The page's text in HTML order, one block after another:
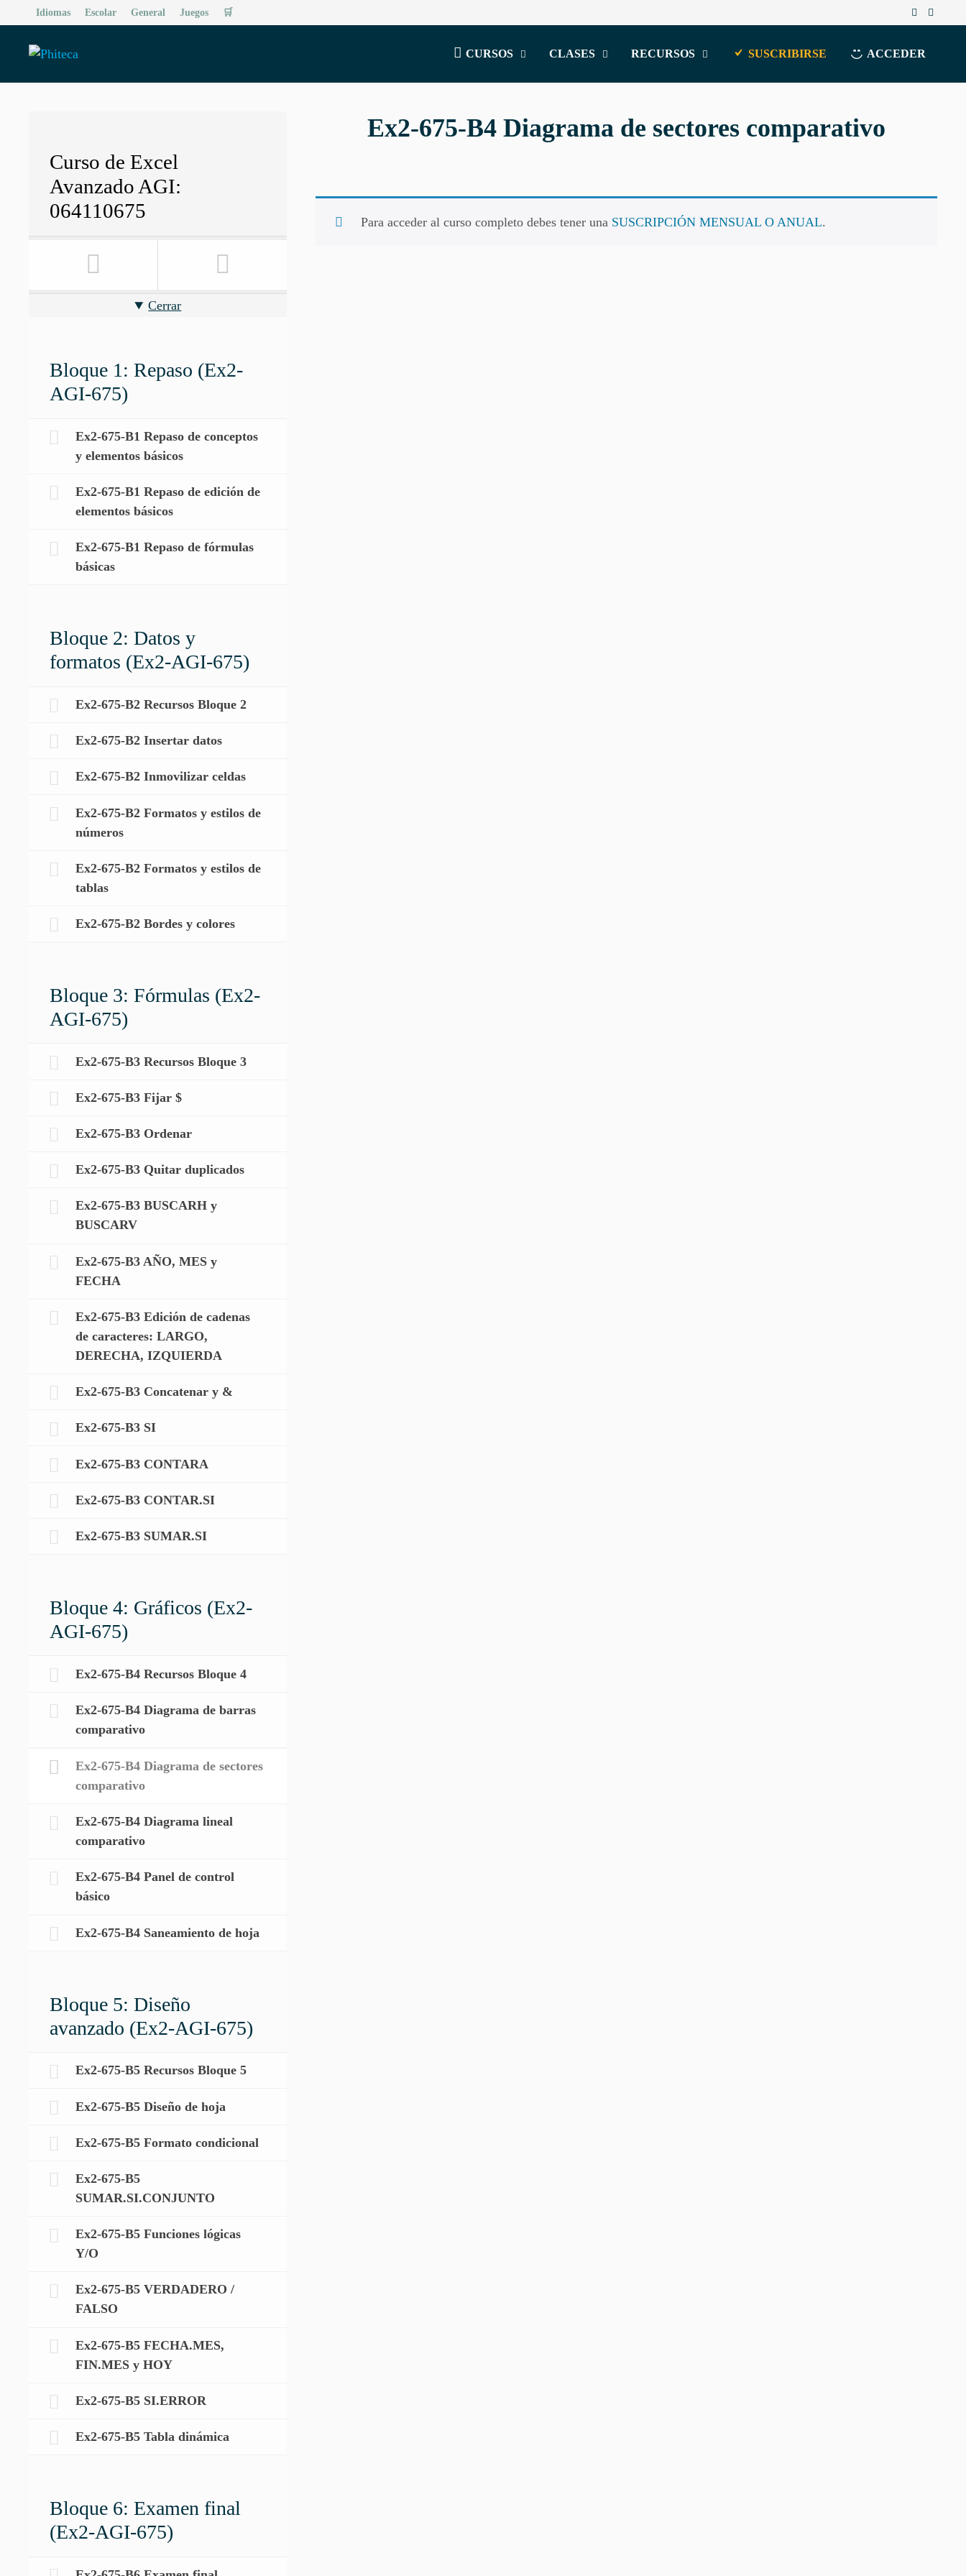
al
contenido
Idiomas Escolar General Juegos 🛒
CURSOS CLASES RECURSOS SUSCRIBIRSE ACCEDER
Ex2-675-B4 Diagrama de sectores comparativo
Para acceder al curso completo debes tener una SUSCRIPCIÓN MENSUAL O ANUAL.
Curso de Excel
Avanzado AGI:
064110675
Cerrar
Bloque 1: Repaso (Ex2-
AGI-675)
Ex2-675-B1 Repaso de conceptos
y elementos básicos
Ex2-675-B1 Repaso de edición de
elementos básicos
Ex2-675-B1 Repaso de fórmulas
básicas
Bloque 2: Datos y
formatos (Ex2-AGI-675)
Ex2-675-B2 Recursos Bloque 2
Ex2-675-B2 Insertar datos
Ex2-675-B2 Inmovilizar celdas
Ex2-675-B2 Formatos y estilos de
números
Ex2-675-B2 Formatos y estilos de
tablas
Ex2-675-B2 Bordes y colores
Bloque 3: Fórmulas (Ex2-
AGI-675)
Ex2-675-B3 Recursos Bloque 3
Ex2-675-B3 Fijar $
Ex2-675-B3 Ordenar
Ex2-675-B3 Quitar duplicados
Ex2-675-B3 BUSCARH y
BUSCARV
Ex2-675-B3 AÑO, MES y
FECHA
Ex2-675-B3 Edición de cadenas
de caracteres: LARGO,
DERECHA, IZQUIERDA
Ex2-675-B3 Concatenar y &
Ex2-675-B3 SI
Ex2-675-B3 CONTARA
Ex2-675-B3 CONTAR.SI
Ex2-675-B3 SUMAR.SI
Bloque 4: Gráficos (Ex2-
AGI-675)
Ex2-675-B4 Recursos Bloque 4
Ex2-675-B4 Diagrama de barras
comparativo
Ex2-675-B4 Diagrama de sectores
comparativo
Ex2-675-B4 Diagrama lineal
comparativo
Ex2-675-B4 Panel de control
básico
Ex2-675-B4 Saneamiento de hoja
Bloque 5: Diseño
avanzado (Ex2-AGI-675)
Ex2-675-B5 Recursos Bloque 5
Ex2-675-B5 Diseño de hoja
Ex2-675-B5 Formato condicional
Ex2-675-B5
SUMAR.SI.CONJUNTO
Ex2-675-B5 Funciones lógicas
Y/O
Ex2-675-B5 VERDADERO /
FALSO
Ex2-675-B5 FECHA.MES,
FIN.MES y HOY
Ex2-675-B5 SI.ERROR
Ex2-675-B5 Tabla dinámica
Bloque 6: Examen final
(Ex2-AGI-675)